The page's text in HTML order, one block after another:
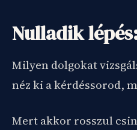
Nulladik
Milyen dolgokat
néz ki a kérdéssorod,
Mert akkor rosszul